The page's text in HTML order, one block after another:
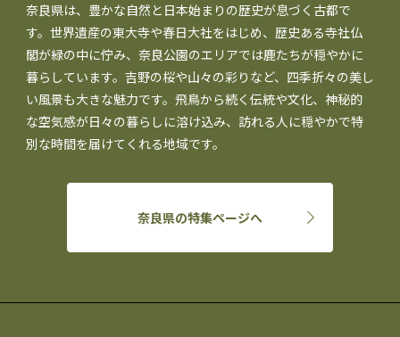
奈良県は、豊かな自然と日本始まりの歴史が息づく古都で
す。世界遺産の東大寺や春日大社をはじめ、歴史ある寺社仏
閣が緑の中に佇み、奈良公園のエリアでは鹿たちが穏やかに
暮らしています。吉野の桜や山々の彩りなど、四季折々の美し
い風景も大きな魅力です。飛鳥から続く伝統や文化、神秘的
な空気感が日々の暮らしに溶け込み、訪れる人に穏やかで特
別な時間を届けてくれる地域です。
奈良県の特集ページへ